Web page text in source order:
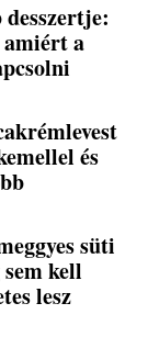
a
és
süti
kell
lesz